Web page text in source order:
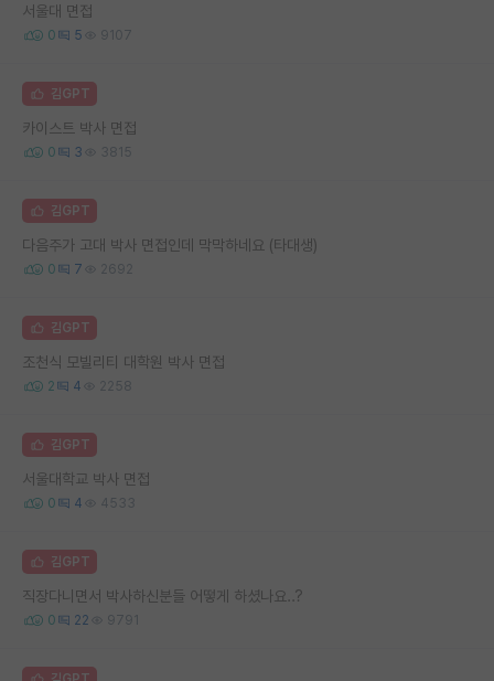
서울대 면접
0 5 9107
김GPT
카이스트 박사 면접
0 3 3815
김GPT
다음주가 고대 박사 면접인데 막막하네요 (타대생)
0 7 2692
김GPT
조천식 모빌리티 대학원 박사 면접
2 4 2258
김GPT
서울대학교 박사 면접
0 4 4533
김GPT
직장다니면서 박사하신분들 어떻게 하셨나요..?
0 22 9791